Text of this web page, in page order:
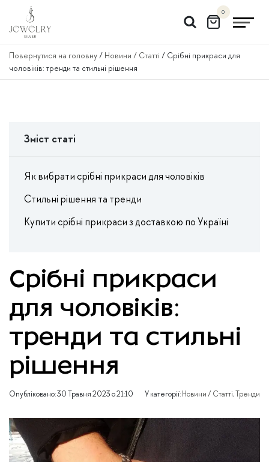
Перейти
вмісту
0
Повернутися на головну/ Новини / Статті / Срібні прикраси для
чоловіків: тренди та стильні рішення
Зміст статі
Як вибрати срібні прикраси для чоловіків
Стильні рішення та тренди
Купити срібні прикраси з доставкою по Україні
Срібні прикраси
для чоловіків:
тренди та стильні
рішення
Опубліковано:30 Травня 2023 о 21:10 У категорії:Новини / Статті,Тренди